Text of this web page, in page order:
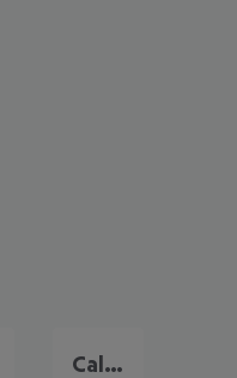
Caleta de Fuste